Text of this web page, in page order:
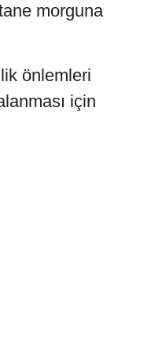
morguna
önlemleri
için